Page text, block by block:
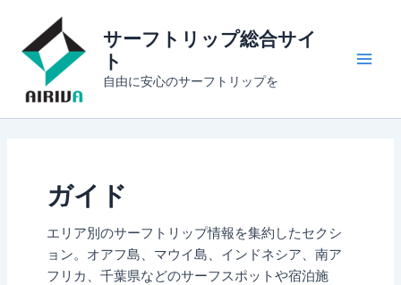
ッ
サーフトリップ総合サイ
ト
自由に安心のサーフトリップを
ガイド
エリア別のサーフトリップ情報を集約したセクシ
ョン。オアフ島、マウイ島、インドネシア、南ア
フリカ、千葉県などのサーフスポットや宿泊施